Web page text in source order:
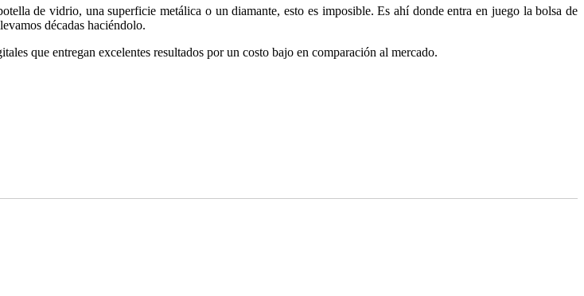
de vidrio, una superficie metálica o un diamante, esto es imposible. Es ahí donde entra en juego la bolsa de
décadas haciéndolo.
que entregan excelentes resultados por un costo bajo en comparación al mercado.